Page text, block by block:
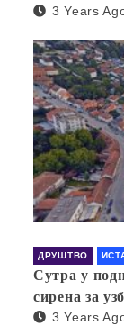
3 Years
ДРУШТВО
Сутра у
сирена за
3 Years